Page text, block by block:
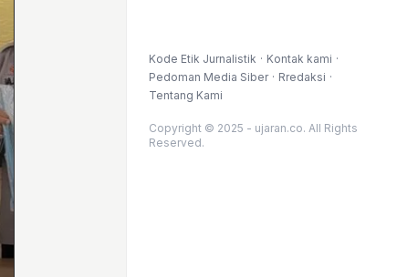
Kode Etik Jurnalistik
Kontak kami
Pedoman Media Siber
Rredaksi
Tentang Kami
Copyright © 2025 - ujaran.co. All Rights
Reserved.